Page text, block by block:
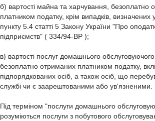
б) вартості майна та харчування, безоплатно
платником податку, крім випадків, визначених
пункту 5.4 статті 5 Закону України "Про
підприємств" ( 334/94-ВР );
в) вартості послуг домашнього
безоплатно отриманих платником податку,
підпорядкованих осіб, а також осіб, що
службі чи є заарештованими або ув'язненими.
Під терміном "послуги домашнього
розуміються послуги з побутового